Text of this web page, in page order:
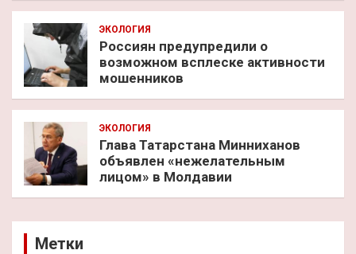
ЭКОЛОГИЯ
Россиян предупредили о
возможном всплеске активности
мошенников
ЭКОЛОГИЯ
Глава Татарстана Минниханов
объявлен «нежелательным
лицом» в Молдавии
Метки